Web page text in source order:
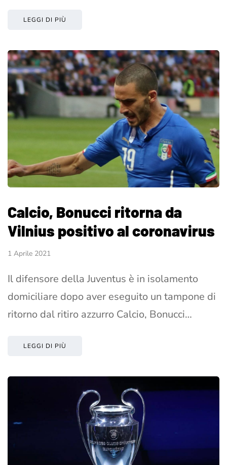
LEGGI DI PIÙ
Calcio, Bonucci ritorna da
Vilnius positivo al coronavirus
1 Aprile 2021
Il difensore della Juventus è in isolamento
domiciliare dopo aver eseguito un tampone di
ritorno dal ritiro azzurro Calcio, Bonucci…
LEGGI DI PIÙ